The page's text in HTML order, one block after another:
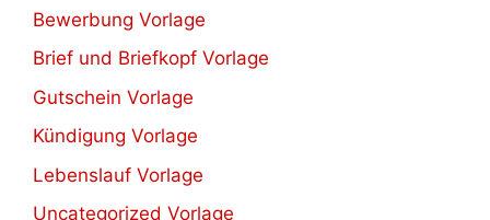
Bewerbung Vorlage
Brief und Briefkopf Vorlage
Gutschein Vorlage
Kündigung Vorlage
Lebenslauf Vorlage
Uncategorized Vorlage